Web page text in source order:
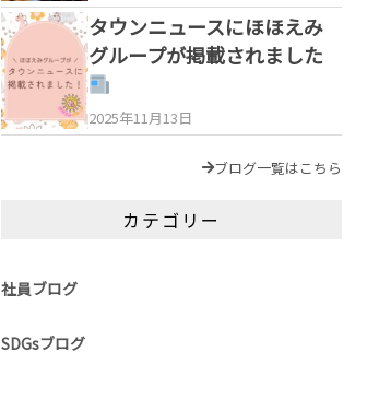
タウンニュースにほほえみ
グループが掲載されました
2025年11月13日
ブログ一覧はこちら
カテゴリー
社員ブログ
SDGsブログ